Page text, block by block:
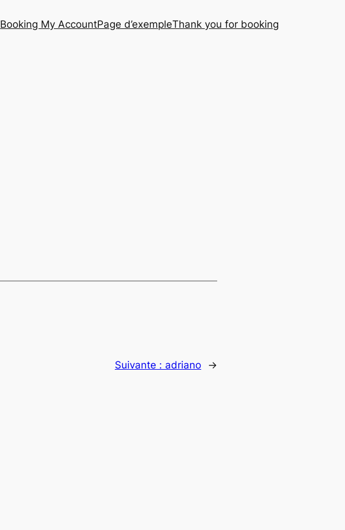
Booking My AccountPage d’exempleThank you for booking
Suivante : adriano →